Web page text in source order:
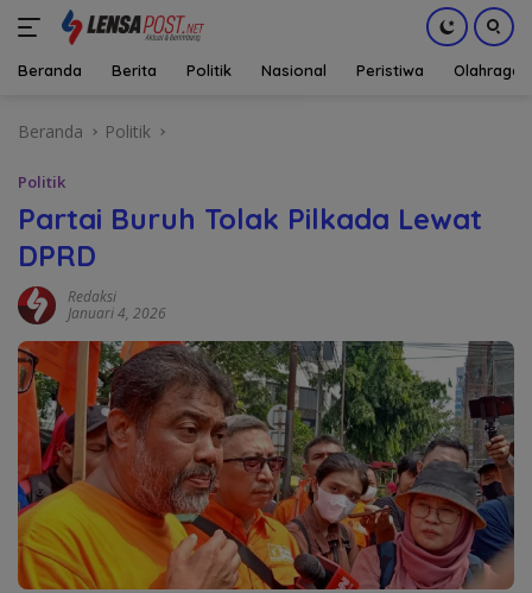
Beranda Berita Politik Nasional Peristiwa Olahraga
Beranda Politik
Politik
Partai Buruh Tolak Pilkada Lewat
DPRD
Redaksi
Januari 4, 2026